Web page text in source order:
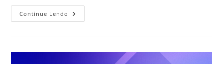
Continue Lendo CRA-
RN